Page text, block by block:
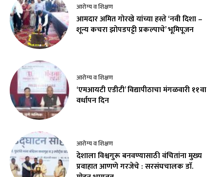
आरोग्य व शिक्षण
आमदार अमित गोरखे यांच्या हस्ते ‘नवी दिशा –
शून्य कचरा झोपडपट्टी प्रकल्पाचे’ भूमिपूजन
आरोग्य व शिक्षण
‘एमआयटी एडीटी’ विद्यापीठाचा मंगळवारी ११वा
वर्धापन दिन
आरोग्य व शिक्षण
देशाला विश्वगुरू बनवण्यासाठी वंचितांना मुख्य
प्रवाहात आणणे गरजेचे : सरसंघचालक डाॅ.